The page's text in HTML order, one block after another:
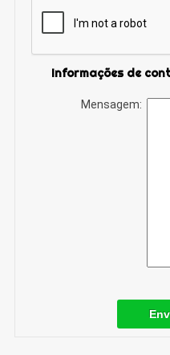
Informações de
Mensagem: